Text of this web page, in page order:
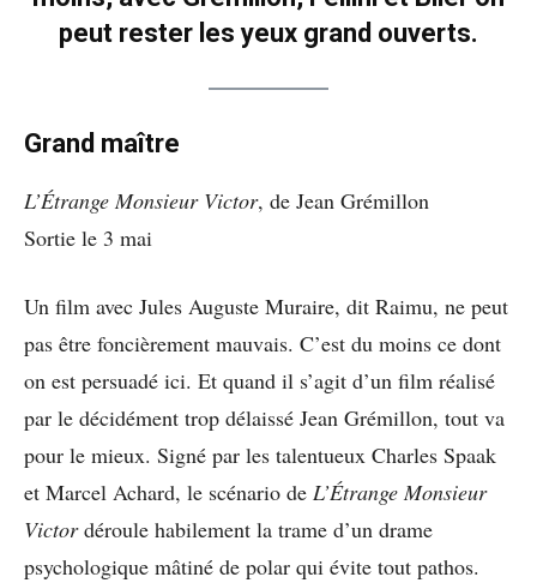
peut rester les yeux grand ouverts.
Grand maître
L’Étrange Monsieur Victor, de Jean Grémillon
Sortie le 3 mai
Un film avec Jules Auguste Muraire, dit Raimu, ne peut
pas être foncièrement mauvais. C’est du moins ce dont
on est persuadé ici. Et quand il s’agit d’un film réalisé
par le décidément trop délaissé Jean Grémillon, tout va
pour le mieux. Signé par les talentueux Charles Spaak
et Marcel Achard, le scénario de L’Étrange Monsieur
Victordéroule habilement la trame d’un drame
psychologique mâtiné de polar qui évite tout pathos.